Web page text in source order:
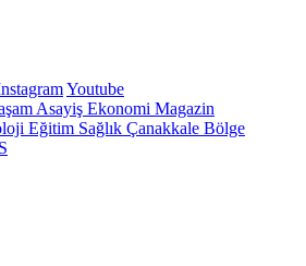
Youtube
Asayiş Ekonomi Magazin
Eğitim Sağlık Çanakkale Bölge